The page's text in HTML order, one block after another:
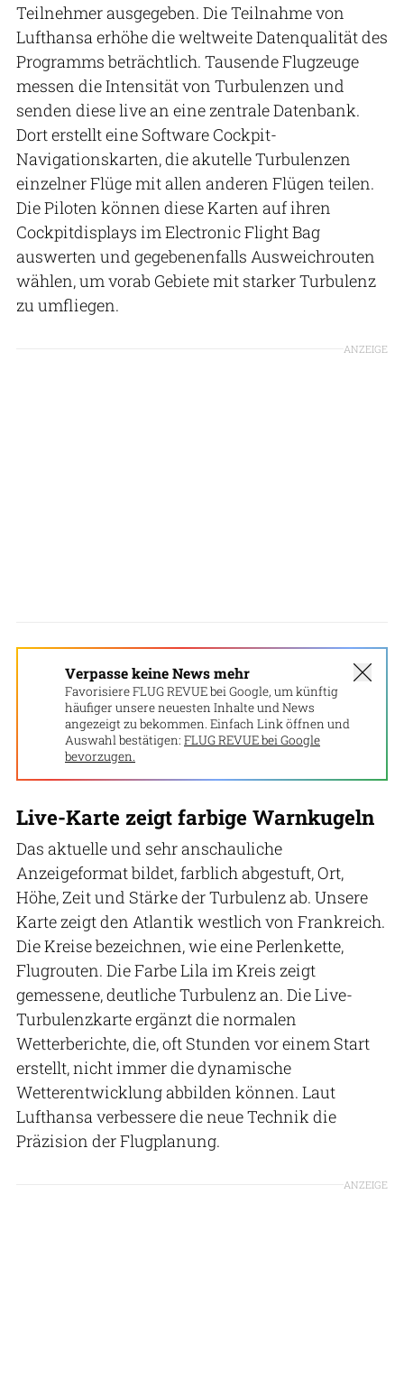
Teilnehmer ausgegeben. Die Teilnahme von
Lufthansa erhöhe die weltweite Datenqualität des
Programms beträchtlich. Tausende Flugzeuge
messen die Intensität von Turbulenzen und
senden diese live an eine zentrale Datenbank.
Dort erstellt eine Software Cockpit-
Navigationskarten, die akutelle Turbulenzen
einzelner Flüge mit allen anderen Flügen teilen.
Die Piloten können diese Karten auf ihren
Cockpitdisplays im Electronic Flight Bag
auswerten und gegebenenfalls Ausweichrouten
wählen, um vorab Gebiete mit starker Turbulenz
zu umfliegen.
ANZEIGE
Verpasse keine News mehr
Favorisiere FLUG REVUE bei Google, um künftig
häufiger unsere neuesten Inhalte und News
angezeigt zu bekommen. Einfach Link öffnen und
Auswahl bestätigen: FLUG REVUE bei Google
bevorzugen.
Live-Karte zeigt farbige Warnkugeln
Das aktuelle und sehr anschauliche
Anzeigeformat bildet, farblich abgestuft, Ort,
Höhe, Zeit und Stärke der Turbulenz ab. Unsere
Karte zeigt den Atlantik westlich von Frankreich.
Die Kreise bezeichnen, wie eine Perlenkette,
Flugrouten. Die Farbe Lila im Kreis zeigt
gemessene, deutliche Turbulenz an. Die Live-
Turbulenzkarte ergänzt die normalen
Wetterberichte, die, oft Stunden vor einem Start
erstellt, nicht immer die dynamische
Wetterentwicklung abbilden können. Laut
Lufthansa verbessere die neue Technik die
Präzision der Flugplanung.
ANZEIGE